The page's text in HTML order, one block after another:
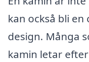
kan också bli
design. Många
kamin letar